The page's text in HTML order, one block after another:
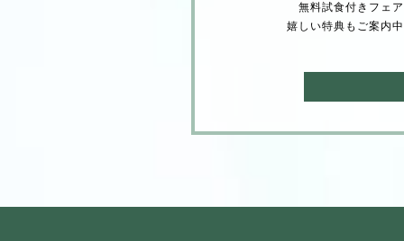
無料試⾷付きフェ
嬉しい特典もご案内